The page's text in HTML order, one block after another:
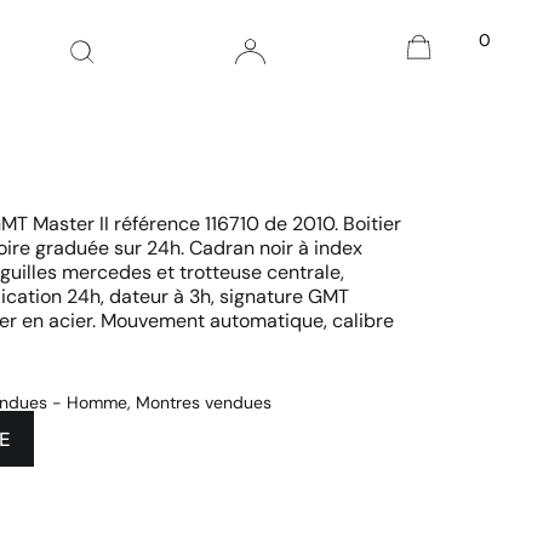
0
Master II référence 116710 de 2010. Boitier
graduée sur 24h. Cadran noir à index
mercedes et trotteuse centrale,
24h, dateur à 3h, signature GMT
en acier. Mouvement automatique, calibre
- Homme, Montres vendues